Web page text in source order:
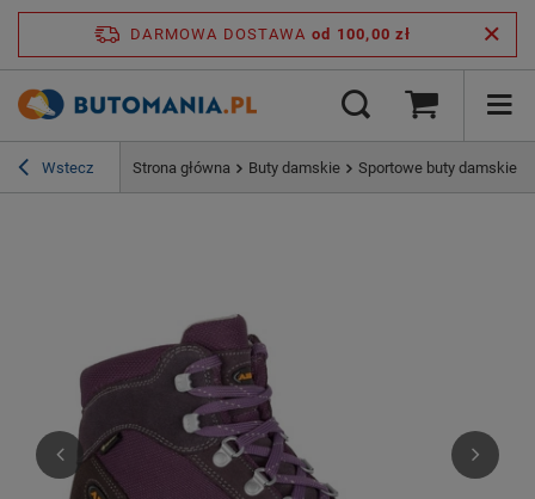
DARMOWA DOSTAWA od 100,00 zł
Wstecz Strona główna Buty damskie Sportowe buty damskie